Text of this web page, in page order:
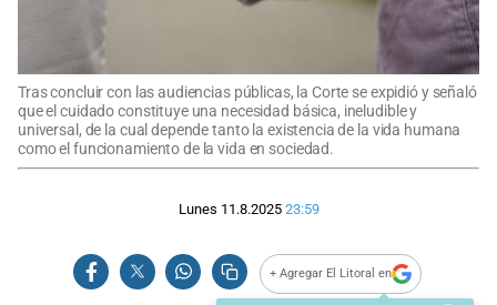
Tras concluir con las audiencias públicas, la Corte se expidió y señaló
que el cuidado constituye una necesidad básica, ineludible y
universal, de la cual depende tanto la existencia de la vida humana
como el funcionamiento de la vida en sociedad.
Lunes 11.8.2025 23:59
+ Agregar El Litoral en